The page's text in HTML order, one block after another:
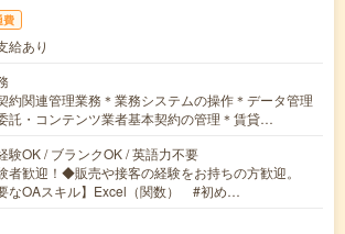
費
給あり
約関連管理業務＊業務システムの操作＊データ管理
託・コンテンツ業者基本契約の管理＊賃貸…
験OK / ブランクOK / 英語力不要
歓迎！◆販売や接客の経験をお持ちの方歓迎。
なOAスキル】Excel（関数） #初め…